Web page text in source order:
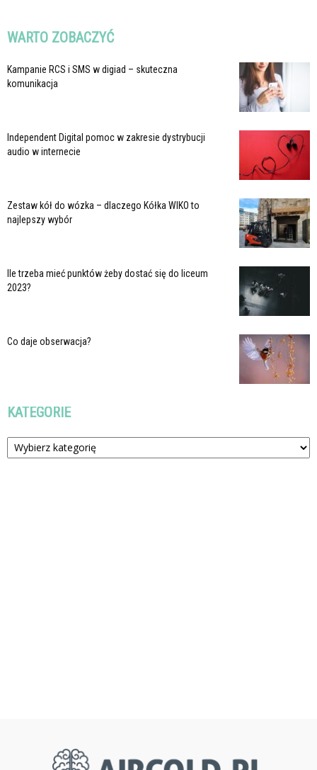
WARTO ZOBACZYĆ
Kampanie RCS i SMS w digiad – skuteczna
komunikacja
Independent Digital pomoc w zakresie dystrybucji
audio w internecie
Zestaw kół do wózka – dlaczego Kółka WIKO to
najlepszy wybór
Ile trzeba mieć punktów żeby dostać się do liceum
2023?
Co daje obserwacja?
KATEGORIE
Kategorie